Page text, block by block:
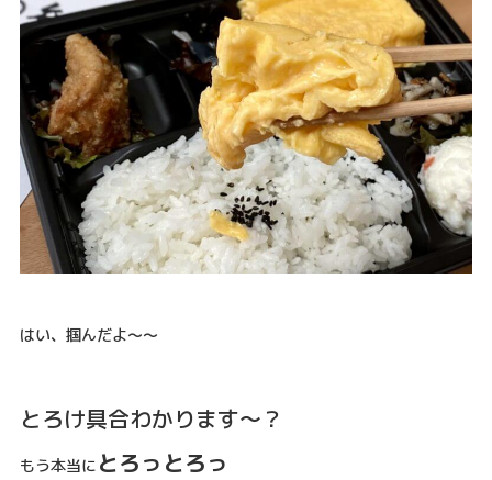
はい、掴んだよ〜〜
とろけ具合わかります〜？
もう本当に とろっとろっ